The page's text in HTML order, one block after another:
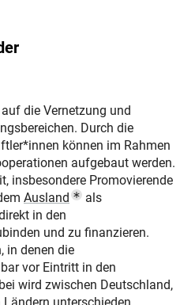
die Vernetzung und
Durch die
können im Rahmen
aufgebaut werden.
insbesondere Promovierende
Ausland (Popup Link)
als
in den
und zu finanzieren.
in denen die
vor Eintritt in den
wird zwischen Deutschland,